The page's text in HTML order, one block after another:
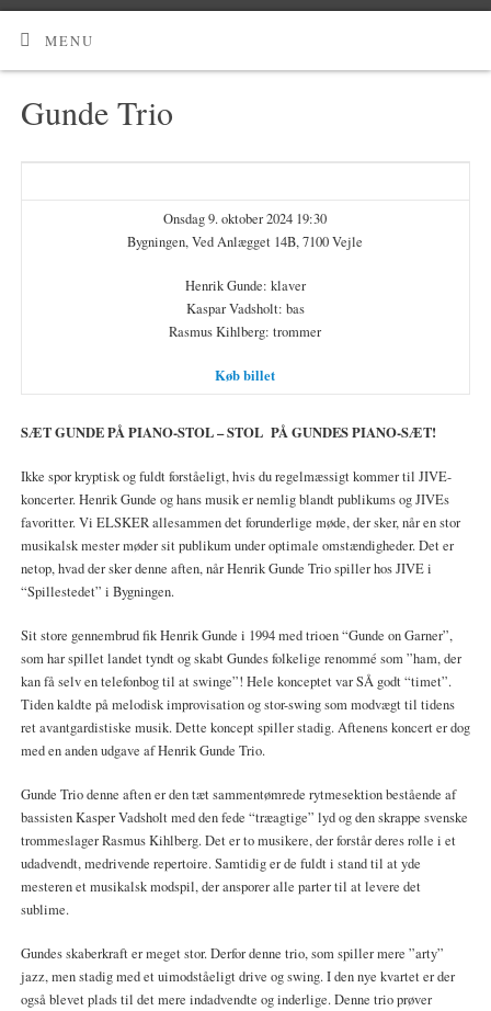
MENU
Gunde Trio
Onsdag 9. oktober 2024 19:30
Bygningen, Ved Anlægget 14B, 7100 Vejle
Henrik Gunde: klaver
Kaspar Vadsholt: bas
Rasmus Kihlberg: trommer
Køb billet
SÆT GUNDE PÅ PIANO-STOL – STOL PÅ GUNDES PIANO-SÆT!
Ikke spor kryptisk og fuldt forståeligt, hvis du regelmæssigt kommer til JIVE-
koncerter. Henrik Gunde og hans musik er nemlig blandt publikums og JIVEs
favoritter. Vi ELSKER allesammen det forunderlige møde, der sker, når en stor
musikalsk mester møder sit publikum under optimale omstændigheder. Det er
netop, hvad der sker denne aften, når Henrik Gunde Trio spiller hos JIVE i
“Spillestedet” i Bygningen.
Sit store gennembrud fik Henrik Gunde i 1994 med trioen “Gunde on Garner”,
som har spillet landet tyndt og skabt Gundes folkelige renommé som ”ham, der
kan få selv en telefonbog til at swinge”! Hele konceptet var SÅ godt “timet”.
Tiden kaldte på melodisk improvisation og stor-swing som modvægt til tidens
ret avantgardistiske musik. Dette koncept spiller stadig. Aftenens koncert er dog
med en anden udgave af Henrik Gunde Trio.
Gunde Trio denne aften er den tæt sammentømrede rytmesektion bestående af
bassisten Kasper Vadsholt med den fede “træagtige” lyd og den skrappe svenske
trommeslager Rasmus Kihlberg. Det er to musikere, der forstår deres rolle i et
udadvendt, medrivende repertoire. Samtidig er de fuldt i stand til at yde
mesteren et musikalsk modspil, der ansporer alle parter til at levere det
sublime.
Gundes skaberkraft er meget stor. Derfor denne trio, som spiller mere ”arty”
jazz, men stadig med et uimodståeligt drive og swing. I den nye kvartet er der
også blevet plads til det mere indadvendte og inderlige. Denne trio prøver